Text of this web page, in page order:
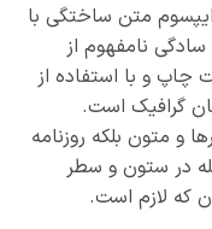
متن ساختگی با
نامفهوم از
و با استفاده از
است.
متون بلکه روزنامه
ستون و سطر
لازم است.